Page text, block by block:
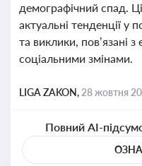
демографічний спад.
актуальні тенденції у
та виклики, пов’язані
соціальними змінами.
LIGA ZAKON, 28 жовтня
Повний AI-